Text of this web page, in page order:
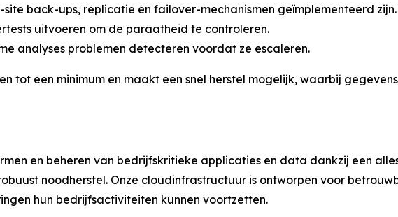
back-ups, replicatie en failover-mechanismen geïmplementeerd zijn.
uitvoeren om de paraatheid te controleren.
analyses problemen detecteren voordat ze escaleren.
tot een minimum en maakt een snel herstel mogelijk, waarbij
en beheren van bedrijfskritieke applicaties en data dankzij een
noodherstel. Onze cloudinfrastructuur is ontworpen voor
hun bedrijfsactiviteiten kunnen voortzetten.